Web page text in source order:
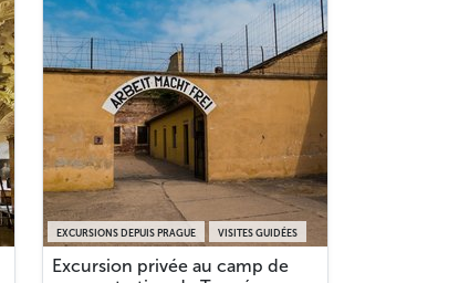
EXCURSIONS DEPUIS PRAGUE VISITES GUIDÉES
Excursion privée au camp de